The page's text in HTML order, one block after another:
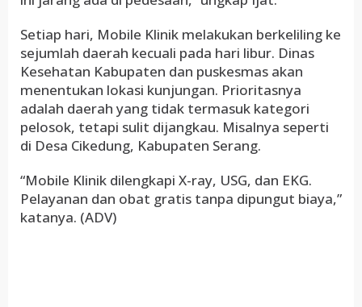
Setiap hari, Mobile Klinik melakukan berkeliling ke
sejumlah daerah kecuali pada hari libur. Dinas
Kesehatan Kabupaten dan puskesmas akan
menentukan lokasi kunjungan. Prioritasnya
adalah daerah yang tidak termasuk kategori
pelosok, tetapi sulit dijangkau. Misalnya seperti
di Desa Cikedung, Kabupaten Serang.
“Mobile Klinik dilengkapi X-ray, USG, dan EKG.
Pelayanan dan obat gratis tanpa dipungut biaya,”
katanya. (ADV)